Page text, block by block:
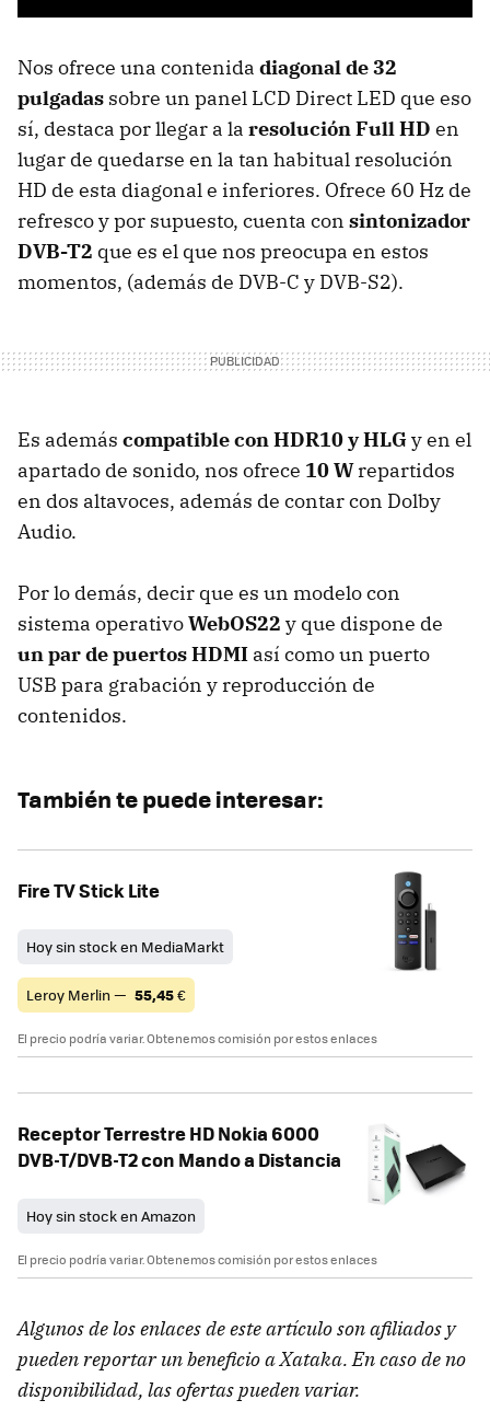
Nos ofrece una contenida diagonal de 32
pulgadas sobre un panel LCD Direct LED que eso
sí, destaca por llegar a la resolución Full HD en
lugar de quedarse en la tan habitual resolución
HD de esta diagonal e inferiores. Ofrece 60 Hz de
refresco y por supuesto, cuenta con sintonizador
DVB-T2 que es el que nos preocupa en estos
momentos, (además de DVB-C y DVB-S2).
Es además compatible con HDR10 y HLGy en el
apartado de sonido, nos ofrece 10 Wrepartidos
en dos altavoces, además de contar con Dolby
Audio.
Por lo demás, decir que es un modelo con
sistema operativoWebOS22 y que dispone de
un par de puertos HDMI así como un puerto
USB para grabación y reproducción de
contenidos.
También te puede interesar:
Fire TV Stick Lite
Hoy sin stock en MediaMarkt
Leroy Merlin — 55,45€
El precio podría variar. Obtenemos comisión por estos enlaces
Receptor Terrestre HD Nokia 6000
DVB-T/DVB-T2 con Mando a Distancia
Hoy sin stock en Amazon
El precio podría variar. Obtenemos comisión por estos enlaces
Algunos de los enlaces de este artículo son afiliados y
pueden reportar un beneficio a Xataka. En caso de no
disponibilidad, las ofertas pueden variar.